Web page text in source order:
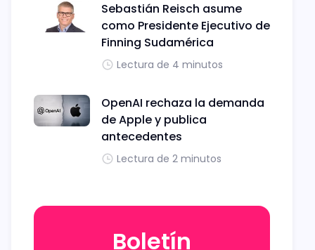
Sebastián Reisch asume
como Presidente Ejecutivo de
Finning Sudamérica
Lectura de 4 minutos
OpenAI rechaza la demanda
de Apple y publica
antecedentes
Lectura de 2 minutos
Boletín